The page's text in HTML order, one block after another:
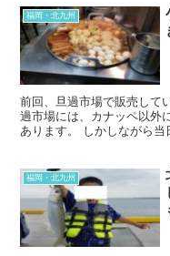
福岡・北九州
前回、旦過市場で販売して
過市場には、カナッペ以外
あります。 しかしながら
福岡・北九州